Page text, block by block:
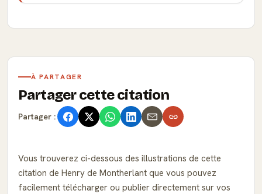
À PARTAGER
Partager cette citation
Partager :
Vous trouverez ci-dessous des illustrations de cette
citation de Henry de Montherlant que vous pouvez
facilement télécharger ou publier directement sur vos